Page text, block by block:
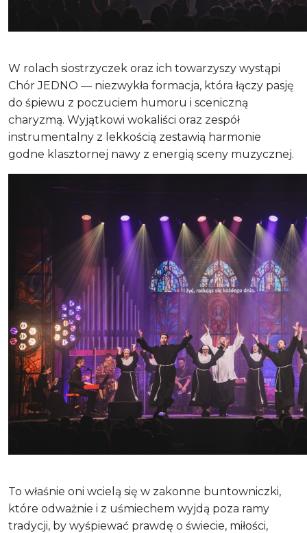
W rolach siostrzyczek oraz ich towarzyszy wystąpi
Chór JEDNO — niezwykła formacja, która łączy pasję
do śpiewu z poczuciem humoru i sceniczną
charyzmą. Wyjątkowi wokaliści oraz zespół
instrumentalny z lekkością zestawią harmonie
godne klasztornej nawy z energią sceny muzycznej.
To właśnie oni wcielą się w zakonne buntowniczki,
które odważnie i z uśmiechem wyjdą poza ramy
tradycji, by wyśpiewać prawdę o świecie, miłości,